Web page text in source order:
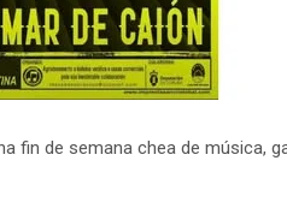
fin de semana chea de música,